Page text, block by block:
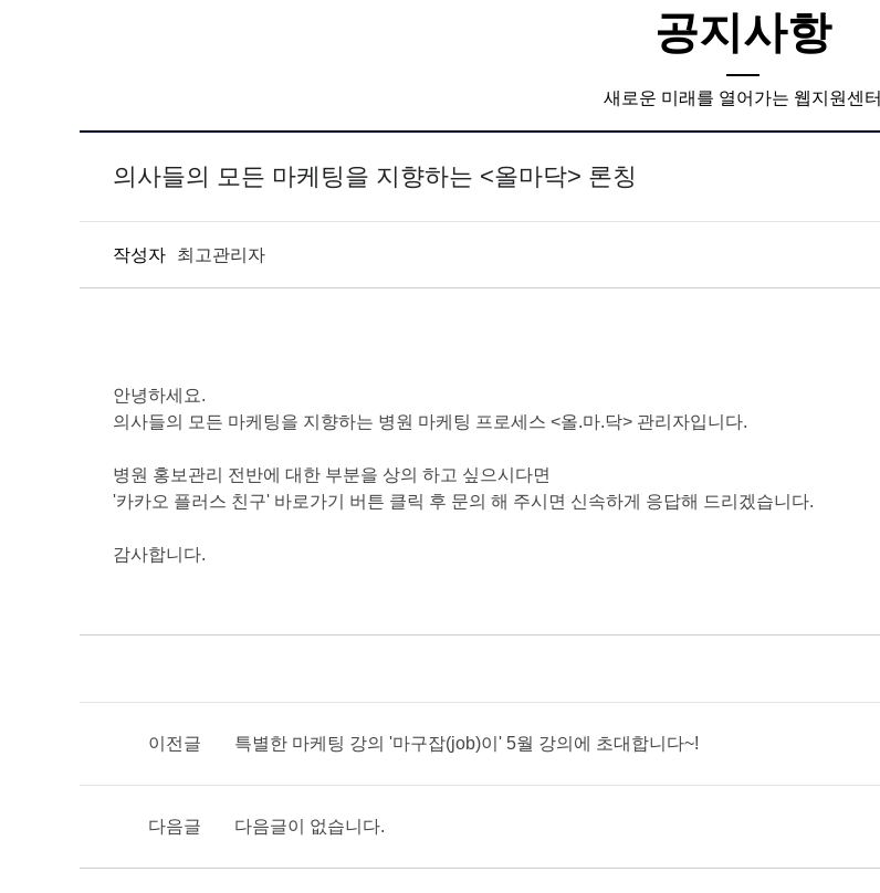
공지사항
새로운 미래를 열어가는 웹지원센터
의사들의 모든 마케팅을 지향하는 <올마닥> 론칭
작성자 최고관리자
안녕하세요.
의사들의 모든 마케팅을 지향하는 병원 마케팅 프로세스 <올.마.닥> 관리자입니다.
병원 홍보관리 전반에 대한 부분을 상의 하고 싶으시다면
'카카오 플러스 친구' 바로가기 버튼 클릭 후 문의 해 주시면 신속하게 응답해 드리겠습니다.
감사합니다.
이전글 특별한 마케팅 강의 '마구잡(job)이' 5월 강의에 초대합니다~!
다음글 다음글이 없습니다.